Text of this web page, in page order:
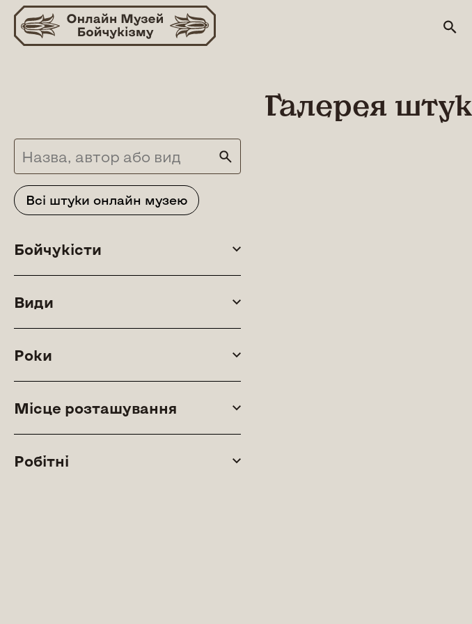
Skip
content
Всі штуки онлайн музею
Бойчукісти
Види
Роки
Місце розташування
Робітні
Галерея штук